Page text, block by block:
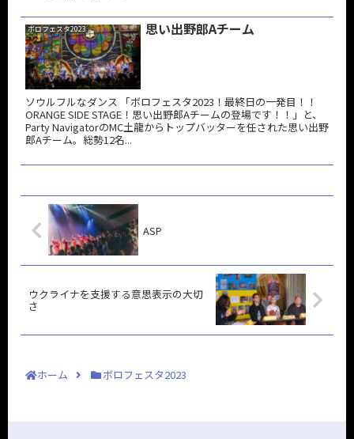
ボロフェスタ2023 思い出野郎Aチーム
ソウルフルなダンス 「ボロフェスタ2023！最終日の一発目！！
ORANGE SIDE STAGE！思い出野郎Aチームの登場です！！」と、
Party NavigatorのMC土龍からトップバッターを任された思い出野
郎Aチーム。総勢12名...
ASP
ウクライナを支援する意思表示の大切
さ
ホーム ボロフェスタ2023